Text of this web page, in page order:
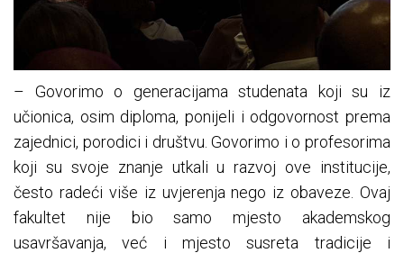
– Govorimo o generacijama studenata koji su iz
učionica, osim diploma, ponijeli i odgovornost prema
zajednici, porodici i društvu. Govorimo i o profesorima
koji su svoje znanje utkali u razvoj ove institucije,
često radeći više iz uvjerenja nego iz obaveze. Ovaj
fakultet nije bio samo mjesto akademskog
usavršavanja, već i mjesto susreta tradicije i